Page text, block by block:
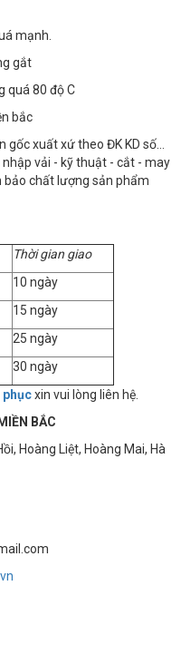
mạnh.
gắt
quá 80 độ C
bắc
gốc xuất xứ theo ĐK KD số…
vải - kỹ thuật - cắt - may
chất lượng sản phẩm
Thời gian giao
10 ngày
15 ngày
25 ngày
30 ngày
phụcxin vui lòng liên hệ.
BẮC
Liệt, Hoàng Mai, Hà